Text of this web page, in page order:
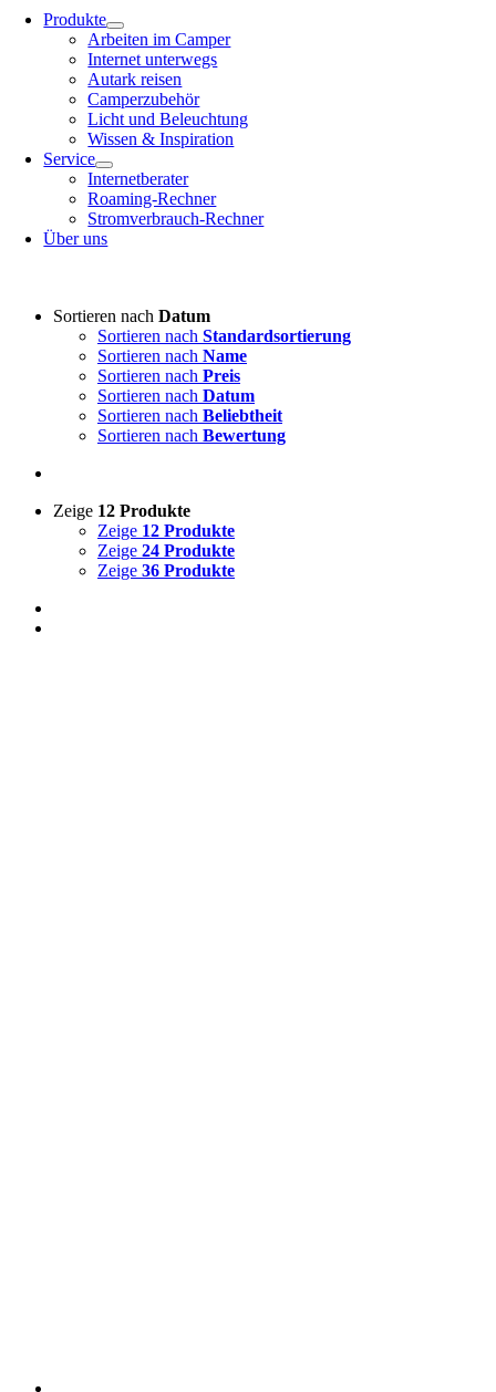
Produkte
Arbeiten im Camper
Internet unterwegs
Autark reisen
Camperzubehör
Licht und Beleuchtung
Wissen & Inspiration
Service
Internetberater
Roaming-Rechner
Stromverbrauch-Rechner
Über uns
Sortieren nach Datum
Sortieren nach Standardsortierung
Sortieren nach Name
Sortieren nach Preis
Sortieren nach Datum
Sortieren nach Beliebtheit
Sortieren nach Bewertung
Zeige 12 Produkte
Zeige 12 Produkte
Zeige 24 Produkte
Zeige 36 Produkte